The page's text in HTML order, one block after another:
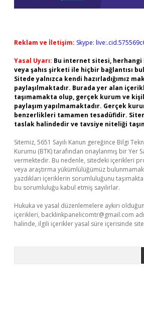
Reklam ve İletişim: Skype:
Yasal Uyarı: Bu internet sitesi,
veya şahıs şirketi ile hiçbir bağlantısı
Sitede yalnızca kendi hazırladığımız
paylaşılmaktadır. Burada yer alan
taşımamakta olup, gerçek kurum ve
paylaşım yapılmamaktadır. Gerçek
benzerlikleri tamamen tesadüfidir.
taslak halindedir ve tavsiye niteliği
Sitemiz, 5651 Sayılı Kanun gereğince Bilgi
Kurumu (BTK) tarafından onaylanmış bir Yer
vermektedir. Bu nedenle, sitedeki içerikleri
veya araştırma yükümlülüğümüz
yazdıkları içeriklerin sorumluluğunu
bu sorumluluğu kabul etmiş sayılırlar.
Hukuka ve yasal düzenlemelere aykırı
içerikleri, backlinkpanelicomtr@gmail.com
halinde, ilgili içerikler yasal süre içerisinde